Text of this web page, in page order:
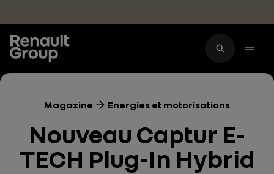
Magazine Energies et motorisations
Nouveau Captur E-
TECH Plug-In Hybrid